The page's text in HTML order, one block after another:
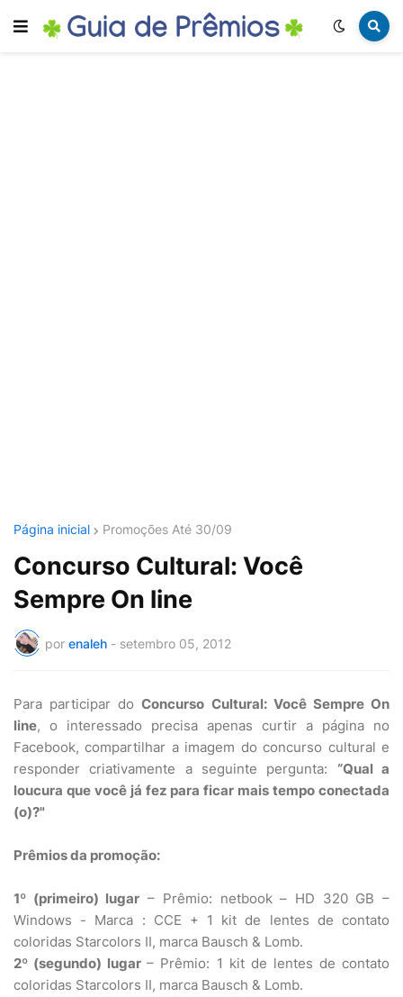
Página inicial Promoções Até 30/09
Concurso Cultural: Você
Sempre On line
por enaleh - setembro 05, 2012
Para participar doConcurso Cultural: Você Sempre On
line, o interessado precisa apenas curtir a página no
Facebook, compartilhar a imagem do concurso cultural e
responder criativamente a seguinte pergunta: “Qual a
loucura que você já fez para ficar mais tempo conectada
(o)?"
Prêmios da promoção:
1º (primeiro) lugar – Prêmio: netbook – HD 320 GB –
Windows - Marca : CCE + 1 kit de lentes de contato
coloridas Starcolors II, marca Bausch & Lomb.
2º (segundo) lugar– Prêmio: 1 kit de lentes de contato
coloridas Starcolors II, marca Bausch & Lomb.